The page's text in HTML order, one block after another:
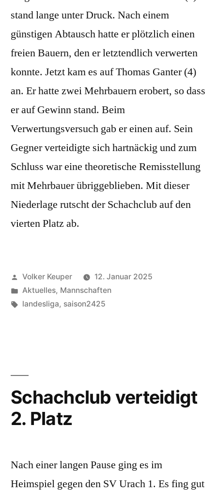
stand lange unter Druck. Nach einem
günstigen Abtausch hatte er plötzlich einen
freien Bauern, den er letztendlich verwerten
konnte. Jetzt kam es auf Thomas Ganter (4)
an. Er hatte zwei Mehrbauern erobert, so dass
er auf Gewinn stand. Beim
Verwertungsversuch gab er einen auf. Sein
Gegner verteidigte sich hartnäckig und zum
Schluss war eine theoretische Remisstellung
mit Mehrbauer übriggeblieben. Mit dieser
Niederlage rutscht der Schachclub auf den
vierten Platz ab.
Veröffentlicht
von
Volker Keuper
12. Januar 2025
Veröffentlicht
unter
Aktuelles, Mannschaften
Schlagwörter:
landesliga, saison2425
Schachclub verteidigt
2. Platz
Nach einer langen Pause ging es im
Heimspiel gegen den SV Urach 1. Es fing gut